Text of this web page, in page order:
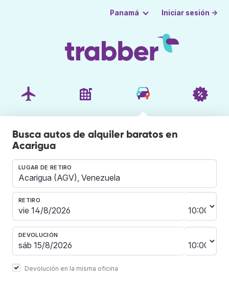
Panamá Iniciar sesión →
Busca autos de alquiler baratos en
Acarigua
LUGAR DE RETIRO
RETIRO
DEVOLUCIÓN
Devolución en la misma oficina